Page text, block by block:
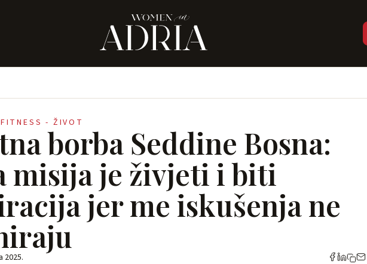
- ŽIVOT
borba Seddine Bosna:
misija je živjeti i biti
jer me iskušenja ne
2025.